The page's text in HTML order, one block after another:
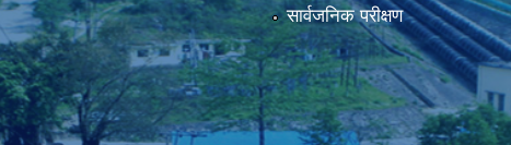
सार्वजनिक परीक्षण